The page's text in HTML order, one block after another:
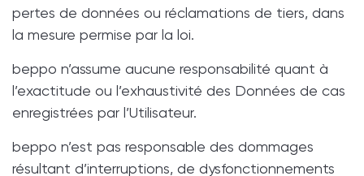
pertes de données ou réclamations de tiers, dans
la mesure permise par la loi.
beppo n’assume aucune responsabilité quant à
l’exactitude ou l’exhaustivité des Données de cas
enregistrées par l’Utilisateur.
beppo n’est pas responsable des dommages
résultant d’interruptions, de dysfonctionnements